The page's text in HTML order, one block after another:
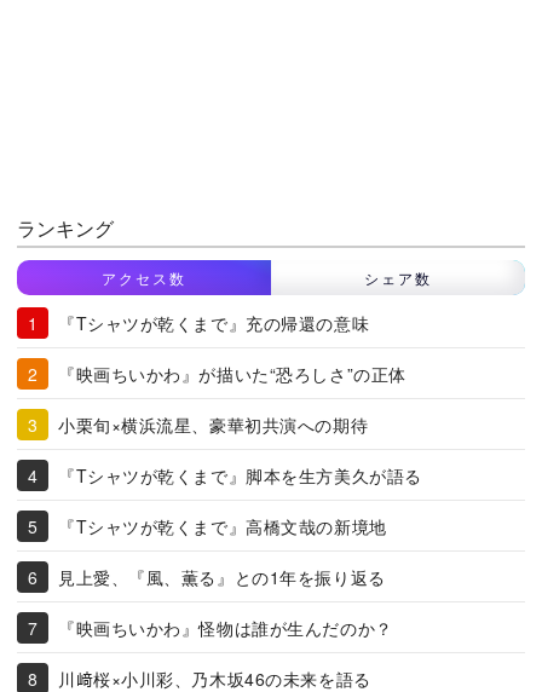
ランキング
アクセス数 シェア数
『Tシャツが乾くまで』充の帰還の意味
『映画ちいかわ』が描いた“恐ろしさ”の正体
小栗旬×横浜流星、豪華初共演への期待
『Tシャツが乾くまで』脚本を生方美久が語る
『Tシャツが乾くまで』高橋文哉の新境地
見上愛、『風、薫る』との1年を振り返る
『映画ちいかわ』怪物は誰が生んだのか？
川﨑桜×小川彩、乃木坂46の未来を語る